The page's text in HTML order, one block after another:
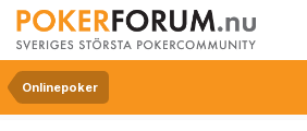
Onlinepoker